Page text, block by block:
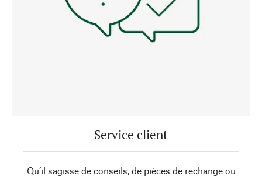
Service client
Qu’il sagisse de conseils, de pièces de rechange ou